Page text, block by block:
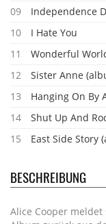
09
Independence
10
I Hate You
11
Wonderful
12
Sister Anne
13
Hanging On By
14
Shut Up And
15
East Side Story
BESCHREIBUNG
Alice Cooper